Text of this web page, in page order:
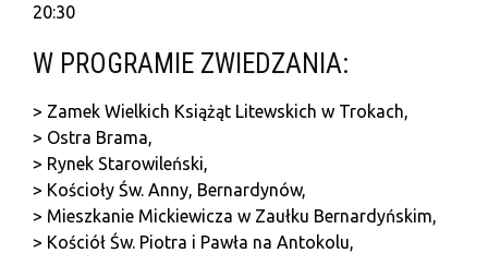
20:30
W PROGRAMIE ZWIEDZANIA:
> Zamek Wielkich Książąt Litewskich w Trokach,
> Ostra Brama,
> Rynek Starowileński,
> Kościoły Św. Anny, Bernardynów,
> Mieszkanie Mickiewicza w Zaułku Bernardyńskim,
> Kościół Św. Piotra i Pawła na Antokolu,